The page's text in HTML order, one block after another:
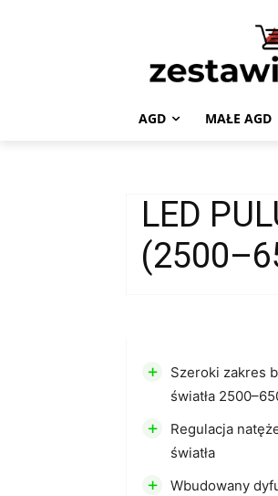
AGD MAŁE AGD
LED
+
Szeroki zakres
światła
+
Regulacja
światła
+
Wbudowany